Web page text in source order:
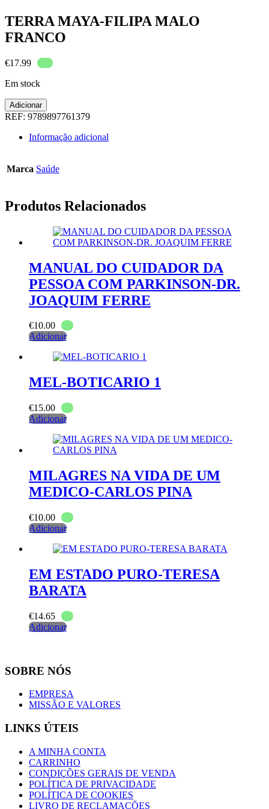
TERRA MAYA-FILIPA MALO
FRANCO
€17.99
Em stock
Quantidade
de
MAYA-
FRANCO
Adicionar
REF: 9789897761379
Informação adicional
Marca Saúde
Produtos Relacionados
MANUAL DO CUIDADOR DA
PESSOA COM PARKINSON-DR.
JOAQUIM FERRE
€10.00
Adicionar
MEL-BOTICARIO 1
€15.00
Adicionar
MILAGRES NA VIDA DE UM
MEDICO-CARLOS PINA
€10.00
Adicionar
EM ESTADO PURO-TERESA
BARATA
€14.65
Adicionar
SOBRE NÓS
EMPRESA
MISSÃO E VALORES
LINKS ÚTEIS
A MINHA CONTA
CARRINHO
CONDIÇÕES GERAIS DE VENDA
POLÍTICA DE PRIVACIDADE
POLÍTICA DE COOKIES
LIVRO DE RECLAMAÇÕES